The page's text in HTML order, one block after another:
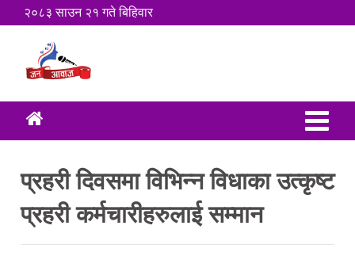
२०८३ साउन २१ गते बिहिवार
प्रहरी दिवसमा विभिन्न विधाका उत्कृष्ट
प्रहरी कर्मचारीहरुलाई सम्मान